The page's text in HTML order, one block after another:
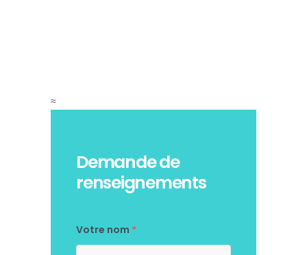
≈
Demande de
renseignements
Votre nom *